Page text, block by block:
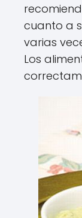
cuanto a
varias
Los